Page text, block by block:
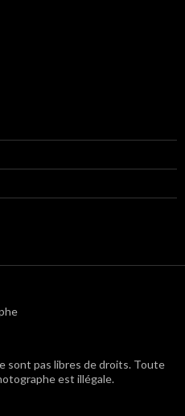
sont pas libres de droits. Toute
est illégale.